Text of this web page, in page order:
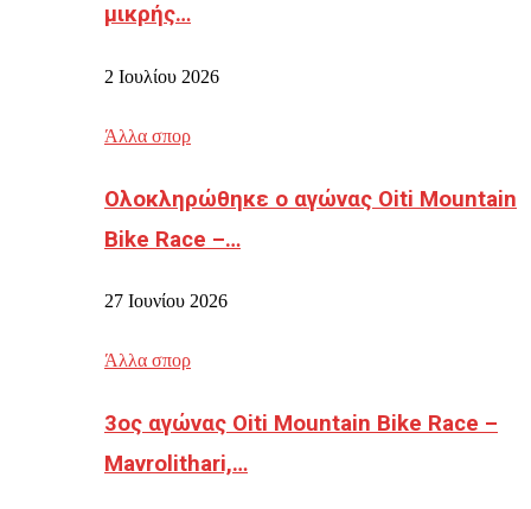
μικρής…
2 Ιουλίου 2026
Άλλα σπορ
Ολοκληρώθηκε ο αγώνας Oiti Mountain
Bike Race –…
27 Ιουνίου 2026
Άλλα σπορ
3ος αγώνας Oiti Mountain Bike Race –
Mavrolithari,…